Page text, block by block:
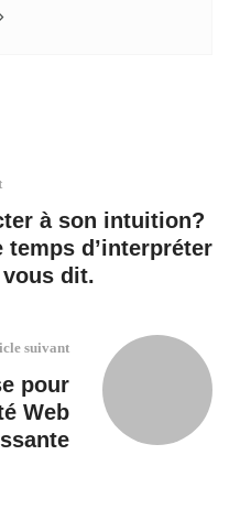
à son intuition?
temps d’interpréter
vous dit.
suivant
pour
Web